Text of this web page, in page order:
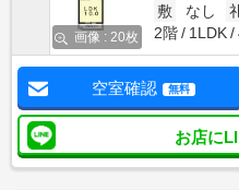
画像 : 20枚
敷
なし
2階
1LDK
空室確認 無料
お店に